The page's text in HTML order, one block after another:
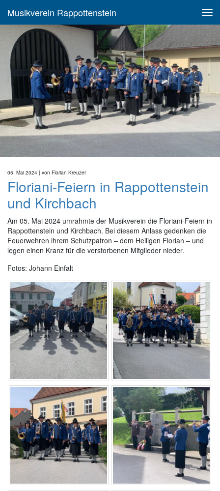
Musikverein Rappottenstein
05. Mai 2024 | von Florian Kreuzer
Floriani-Feiern in Rappottenstein
und Kirchbach
Am 05. Mai 2024 umrahmte der Musikverein die Floriani-Feiern in
Rappottenstein und Kirchbach. Bei diesem Anlass gedenken die
Feuerwehren ihrem Schutzpatron – dem Heiligen Florian – und
legen einen Kranz für die verstorbenen Mitglieder nieder.
Fotos: Johann Einfalt